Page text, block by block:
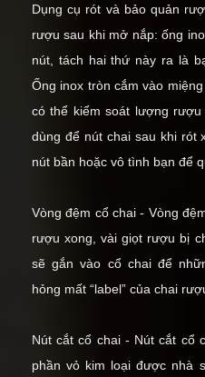
Dụng cụ rót và bảo quản
rượu sau khi mở nắp: ống
nút, tách hai thứ này ra là
Ống inox tròn cắm vào
có thể kiểm soát lượng
dùng để nút chai sau khi rót
nút bần hoặc vô tình bạn để
Vòng đệm cổ chai - Vòng
rượu xong, vài giọt rượu bị
sẽ gắn vào cổ chai để
hỏng mất “label” của chai
Nút cắt cổ chai - Nút cắt cổ
phần vỏ kim loại được nhà